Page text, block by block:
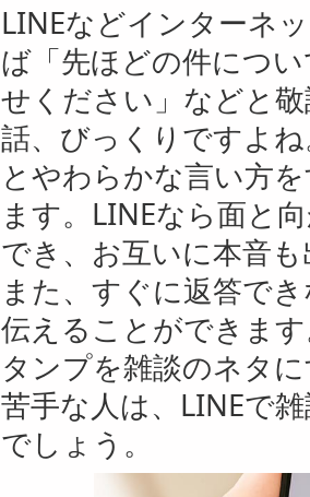
LINEなどインターネ
ば「先ほどの件につ
せください」などと
話、びっくりですよ
とやわらかな言い方
ます。LINEなら面と
でき、お互いに本音
また、すぐに返答で
伝えることができま
タンプを雑談のネタ
苦手な人は、LINEで
でしょう。